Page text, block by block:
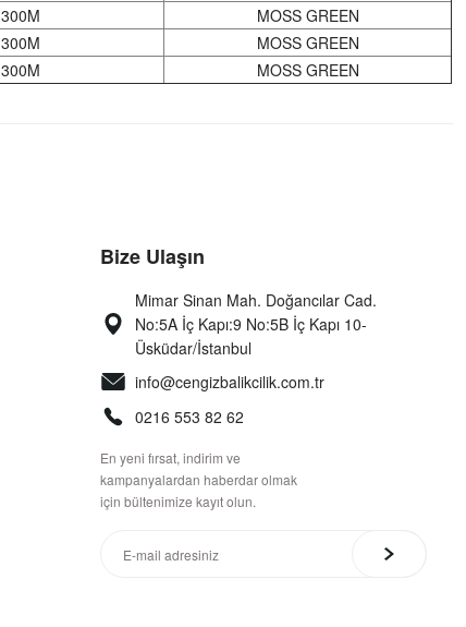
300M
MOSS GREEN
300M
MOSS GREEN
300M MOSS GREEN
Bize Ulaşın
Mimar Sinan Mah. Doğancılar Cad.
No:5A İç Kapı:9 No:5B İç Kapı 10-
Üsküdar/İstanbul
info@cengizbalikcilik.com.tr
0216 553 82 62
En yeni fırsat, indirim ve
kampanyalardan haberdar olmak
için bültenimize kayıt olun.